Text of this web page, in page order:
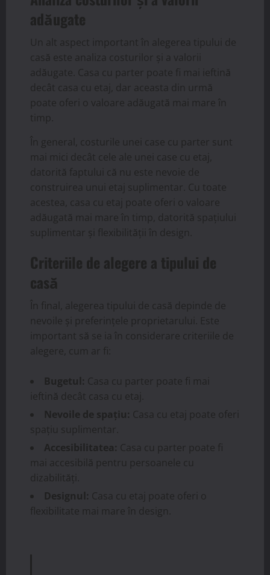
adăugate
Un alt aspect important în alegerea tipului de
casă este analiza costurilor și a valorii
adăugate. Casa cu parter poate fi mai ieftină
decât casa cu etaj, dar aceasta din urmă
poate oferi o valoare adăugată mai mare în
timp.
În general, costurile unei case cu parter sunt
mai mici decât cele ale unei case cu etaj,
datorită faptului că nu este nevoie de
construirea unui etaj suplimentar. Cu toate
acestea, casa cu etaj poate oferi o valoare
adăugată mai mare în timp, datorită spațiului
suplimentar și flexibilității în design.
Criteriile de alegere a tipului de
casă
În final, alegerea tipului de casă depinde de
nevoile și preferințele proprietarului. Este
important să se ia în considerare criteriile de
alegere, cum ar fi:
Bugetul: Casa cu parter poate fi mai
ieftină decât casa cu etaj.
Nevoile de spațiu: Casa cu etaj poate oferi
spațiu suplimentar.
Accesibilitatea: Casa cu parter poate fi
mai accesibilă pentru persoanele cu
dizabilități.
Designul: Casa cu etaj poate oferi o
flexibilitate mai mare în design.